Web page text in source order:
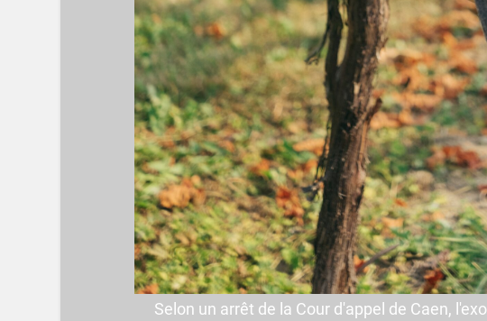
Selon un arrêt de la Cour d'appel de Caen,